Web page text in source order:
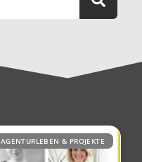
AGENTURLEBEN & PROJEKTE